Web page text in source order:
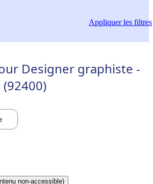
Appliquerles filtres
Designer graphiste -
non-accessible)